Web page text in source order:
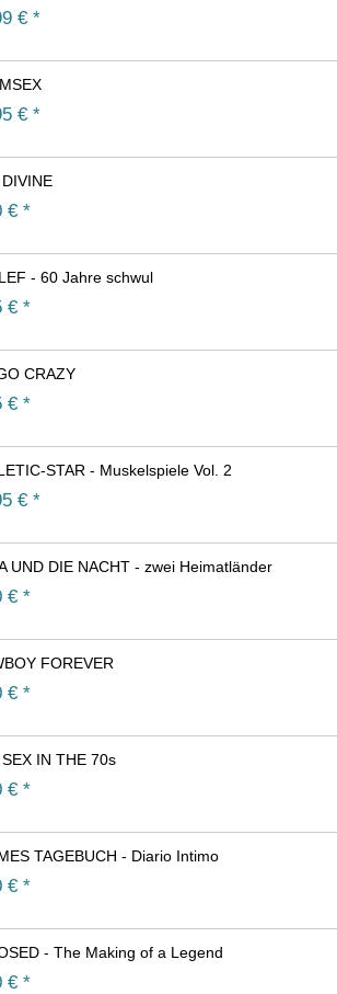
€ *
€ *
€ *
- 60 Jahre schwul
€ *
CRAZY
€ *
STAR - Muskelspiele Vol. 2
€ *
UND DIE NACHT - zwei Heimatländer
€ *
FOREVER
€ *
SEX IN THE 70s
€ *
TAGEBUCH - Diario Intimo
€ *
- The Making of a Legend
€ *